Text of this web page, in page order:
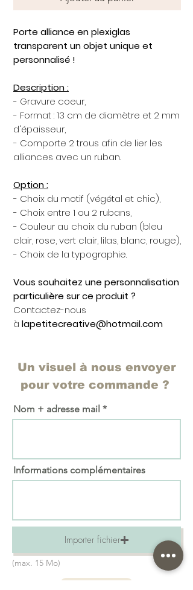
Porte alliance en plexiglas
transparent un objet unique et
personnalisé !
Description :
- Gravure coeur,
- Format : 13 cm de diamètre et 2 mm
d'épaisseur,
- Comporte 2 trous afin de lier les
alliances avec un ruban.
Option :
- Choix du motif (végétal et chic),
- Choix entre 1 ou 2 rubans,
- Couleur au choix du ruban (bleu
clair, rose, vert clair, lilas, blanc, rouge),
- Choix de la typographie.
Vous souhaitez une personnalisation
particulière sur ce produit ?
Contactez-nous
à lapetitecreative@hotmail.com
Un visuel à nous envoyer
pour votre commande ?
Nom + adresse mail
Informations complémentaires
Importer fichier
(max. 15 Mo)
Envoyer